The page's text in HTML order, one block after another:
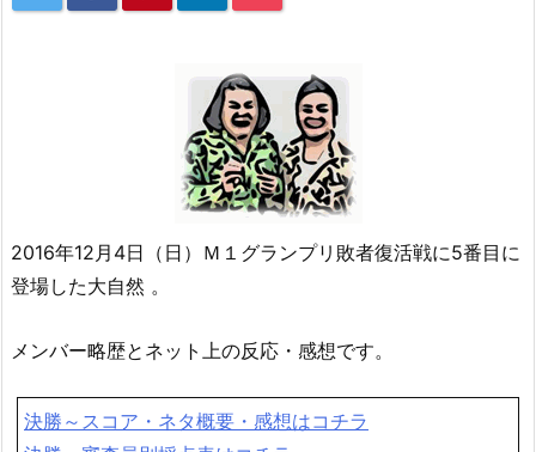
2016年12月4日（日）Ｍ１グランプリ敗者復活戦に5番目に
登場した大自然 。
メンバー略歴とネット上の反応・感想です。
決勝～スコア・ネタ概要・感想はコチラ